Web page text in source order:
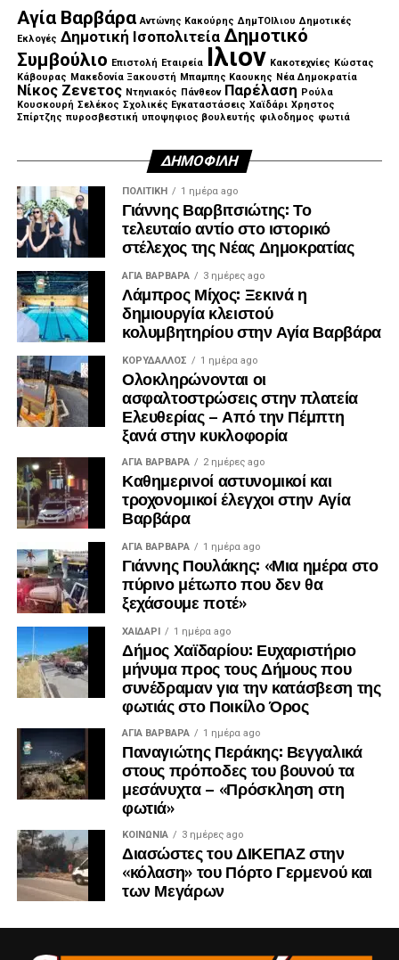
Αγία Βαρβάρα Αντώνης Κακούρης ΔημΤΟΙλιου Δημοτικές
Εκλογές Δημοτική Ισοπολιτεία Δημοτικό
Συμβούλιο Επιστολή Εταιρεία Ιλιον Κακοτεχνίες Κώστας
Κάβουρας Μακεδονία Ξακουστή Μπαμπης Καουκης Νέα Δημοκρατία
Νίκος Ζενετος Ντηνιακός Πάνθεον Παρέλαση Ρούλα
Κουσκουρή Σελέκος Σχολικές Εγκαταστάσεις Χαϊδάρι Χρηστος
Σπίρτζης πυροσβεστική υποψηφιος βουλευτής φιλοδημος φωτιά
ΔΗΜΟΦΙΛΉ
ΠΟΛΙΤΙΚΉ 1 ημέρα ago
Γιάννης Βαρβιτσιώτης: Το
τελευταίο αντίο στο ιστορικό
στέλεχος της Νέας Δημοκρατίας
ΑΓΙΑ ΒΑΡΒΑΡΑ 3 ημέρες ago
Λάμπρος Μίχος: Ξεκινά η
δημιουργία κλειστού
κολυμβητηρίου στην Αγία Βαρβάρα
ΚΟΡΥΔΑΛΛΟΣ 1 ημέρα ago
Ολοκληρώνονται οι
ασφαλτοστρώσεις στην πλατεία
Ελευθερίας – Από την Πέμπτη
ξανά στην κυκλοφορία
ΑΓΙΑ ΒΑΡΒΑΡΑ 2 ημέρες ago
Καθημερινοί αστυνομικοί και
τροχονομικοί έλεγχοι στην Αγία
Βαρβάρα
ΑΓΙΑ ΒΑΡΒΑΡΑ 1 ημέρα ago
Γιάννης Πουλάκης: «Μια ημέρα στο
πύρινο μέτωπο που δεν θα
ξεχάσουμε ποτέ»
ΧΑΪΔΑΡΙ 1 ημέρα ago
Δήμος Χαϊδαρίου: Ευχαριστήριο
μήνυμα προς τους Δήμους που
συνέδραμαν για την κατάσβεση της
φωτιάς στο Ποικίλο Όρος
ΑΓΙΑ ΒΑΡΒΑΡΑ 1 ημέρα ago
Παναγιώτης Περάκης: Βεγγαλικά
στους πρόποδες του βουνού τα
μεσάνυχτα – «Πρόσκληση στη
φωτιά»
ΚΟΙΝΩΝΊΑ 3 ημέρες ago
Διασώστες του ΔΙΚΕΠΑΖ στην
«κόλαση» του Πόρτο Γερμενού και
των Μεγάρων